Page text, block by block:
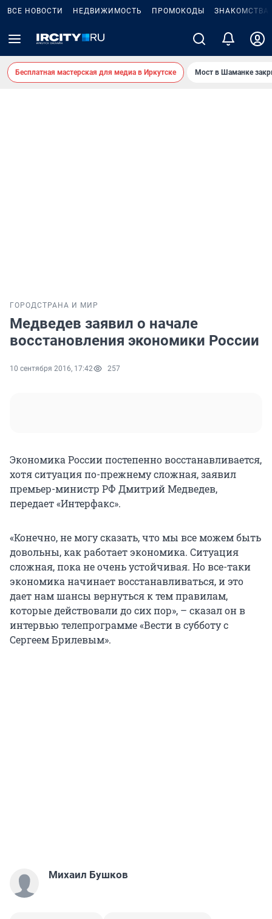
ВСЕ НОВОСТИ НЕДВИЖИМОСТЬ ПРОМОКОДЫ ЗНАКОМСТВА
Бесплатная мастерская для медиа в Иркутске Мост в Шаманке
ГОРОДСТРАНА И МИР
Медведев заявил о начале
восстановления экономики России
10 сентября 2016, 17:42 257
Экономика России постепенно восстанавливается,
хотя ситуация по-прежнему сложная, заявил
премьер-министр РФ Дмитрий Медведев,
передает «Интерфакс».
«Конечно, не могу сказать, что мы все можем быть
довольны, как работает экономика. Ситуация
сложная, пока не очень устойчивая. Но все-таки
экономика начинает восстанавливаться, и это
дает нам шансы вернуться к тем правилам,
которые действовали до сих пор», – сказал он в
интервью телепрограмме «Вести в субботу с
Сергеем Брилевым».
Михаил Бушков